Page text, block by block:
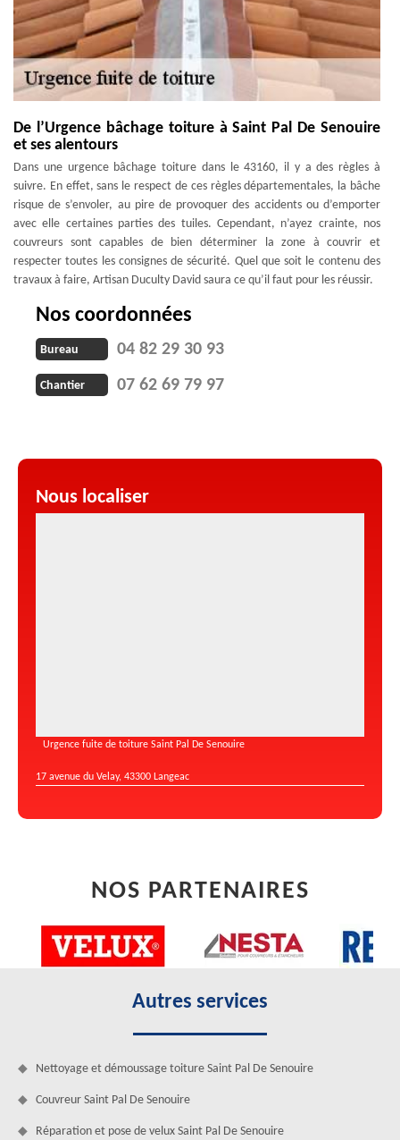
De l’Urgence bâchage toiture à Saint Pal De Senouire
et ses alentours
Dans une urgence bâchage toiture dans le 43160, il y a des règles à
suivre. En effet, sans le respect de ces règles départementales, la bâche
risque de s’envoler, au pire de provoquer des accidents ou d’emporter
avec elle certaines parties des tuiles. Cependant, n’ayez crainte, nos
couvreurs sont capables de bien déterminer la zone à couvrir et
respecter toutes les consignes de sécurité. Quel que soit le contenu des
travaux à faire, Artisan Duculty David saura ce qu’il faut pour les réussir.
Nos coordonnées
Bureau 04 82 29 30 93
Chantier 07 62 69 79 97
Nous localiser
Urgence fuite de toiture Saint Pal De Senouire
17 avenue du Velay, 43300 Langeac
NOS PARTENAIRES
Autres services
Nettoyage et démoussage toiture Saint Pal De Senouire
Couvreur Saint Pal De Senouire
Réparation et pose de velux Saint Pal De Senouire